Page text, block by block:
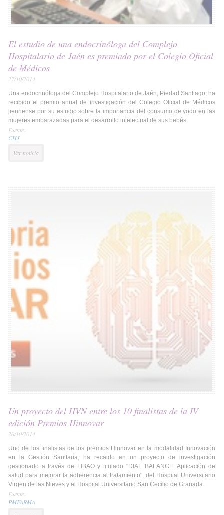
El estudio de una endocrinóloga del Complejo
Hospitalario de Jaén es premiado por el Colegio Oficial
de Médicos
27/10/2014
Una endocrinóloga del Complejo Hospitalario de Jaén, Piedad Santiago, ha
recibido el premio anual de investigación del Colegio Oficial de Médicos
jiennense por su estudio sobre la importancia del consumo de yodo en las
mujeres embarazadas para el desarrollo intelectual de sus bebés.
Fuente:
CHJ
Ver noticia
Un proyecto del HVN entre los 10 finalistas de la IV
edición Premios Hinnovar
20/10/2014
Uno de los finalistas de los premios Hinnovar en la modalidad Innovación
en la Gestión Sanitaria, ha recaido en un proyecto de investigación
gestionado a través de FIBAO y titulado "DIAL BALANCE. Aplicación de
salud para mejorar la adherencia al tratamiento", del Hospital Universitario
Virgen de las Nieves y el Hospital Universitario San Cecilio de Granada.
Fuente:
PMFARMA